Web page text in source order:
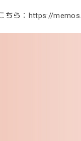
ちら： https://